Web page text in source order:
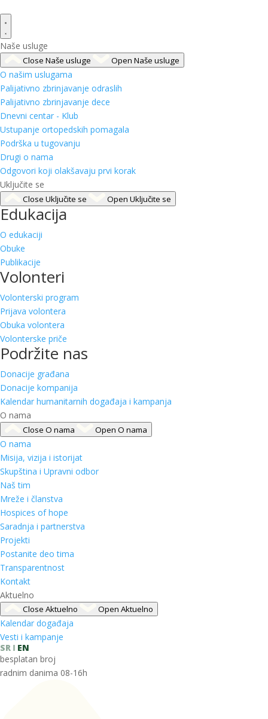
Naše usluge
Close Naše usluge Open Naše usluge
O našim uslugama
Palijativno zbrinjavanje odraslih
Palijativno zbrinjavanje dece
Dnevni centar - Klub
Ustupanje ortopedskih pomagala
Podrška u tugovanju
Drugi o nama
Odgovori koji olakšavaju prvi korak
Uključite se
Close Uključite se Open Uključite se
Edukacija
O edukaciji
Obuke
Publikacije
Volonteri
Volonterski program
Prijava volontera
Obuka volontera
Volonterske priče
Podržite nas
Donacije građana
Donacije kompanija
Kalendar humanitarnih događaja i kampanja
O nama
Close O nama Open O nama
O nama
Misija, vizija i istorijat
Skupština i Upravni odbor
Naš tim
Mreže i članstva
Hospices of hope
Saradnja i partnerstva
Projekti
Postanite deo tima
Transparentnost
Kontakt
Aktuelno
Close Aktuelno Open Aktuelno
Kalendar događaja
Vesti i kampanje
SR
EN
besplatan broj
radnim danima 08-16h